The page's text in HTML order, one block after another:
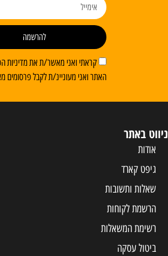
קראתי ואני מאשר/ת את מדיניות
האתר ואני מעוניינ/ת לקבל פרסומים
להרשמה
ניווט באתר
אודות
גיפט קארד
שאלות ותשובות
הרשמת לקוחות
רשימת המשאלות
ביטול עסקה